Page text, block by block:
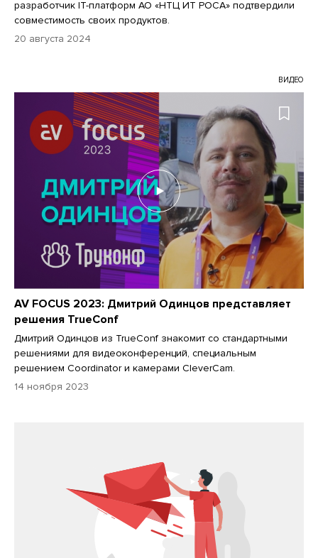
разработчик IT-платформ АО «НТЦ ИТ РОСА» подтвердили
совместимость своих продуктов.
20 августа 2024
ВИДЕО
AV FOCUS 2023: Дмитрий Одинцов представляет
решения TrueConf
Дмитрий Одинцов из TrueConf знакомит со стандартными
решениями для видеоконференций, специальным
решением Coordinator и камерами CleverCam.
14 ноября 2023